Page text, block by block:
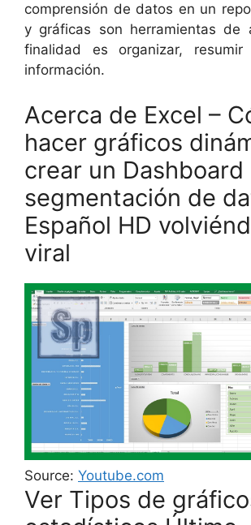
comprensión de datos en un
y gráficas son herramientas de
finalidad es organizar, resumir
información.
Acerca de Excel –
hacer gráficos
crear un Dashboard
segmentación de
Español HD
viral
Source: Youtube.com
Ver Tipos de